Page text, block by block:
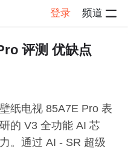
登录 频道
帖子详情
评测 优缺点
纸电视 85A7E Pro 表
的 V3 全功能 AI 芯
。通过 AI - SR 超级